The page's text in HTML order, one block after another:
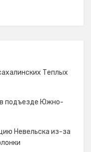
Теплых
подъезде Южно-
Невельска из-за